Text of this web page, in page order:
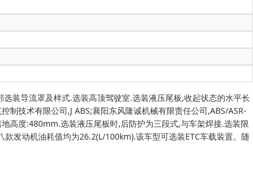
装导流罩及样式.选装高顶驾驶室.选装液压尾板,收起状态的水平长
技术有限公司,J ABS;襄阳东风隆诚机械有限责任公司,ABS/ASR-
高度:480mm.选装液压尾板时,后防护为三段式,与车架焊接.选装限
发动机油耗值均为26.2(L/100km).该车型可选装ETC车载装置。随